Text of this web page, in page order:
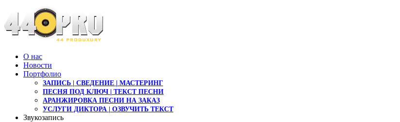
О нас
Новости
Портфолио
ЗАПИСЬ | СВЕДЕНИЕ | МАСТЕРИНГ
ПЕСНЯ ПОД КЛЮЧ | ТЕКСТ ПЕСНИ
АРАНЖИРОВКА ПЕСНИ НА ЗАКАЗ
УСЛУГИ ДИКТОРА | ОЗВУЧИТЬ ТЕКСТ
Звукозапись